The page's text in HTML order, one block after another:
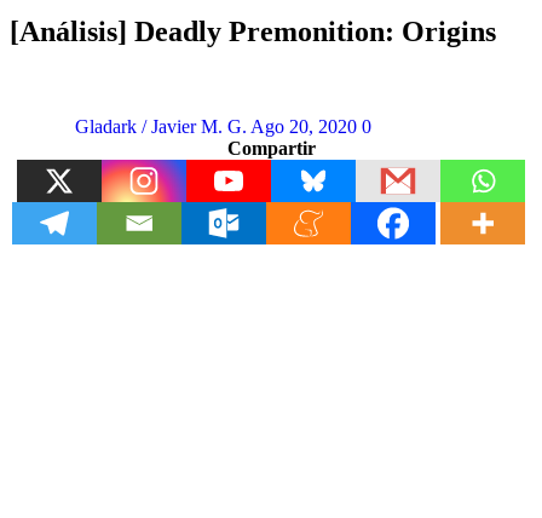
[Análisis] Deadly Premonition: Origins
Gladark / Javier M. G. Ago 20, 2020 0
Compartir